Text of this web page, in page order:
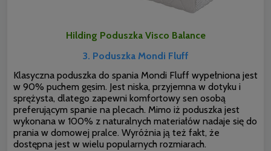
Hilding Poduszka Visco Balance
3. Poduszka Mondi Fluff
Klasyczna poduszka do spania Mondi Fluff wypełniona jest
w 90% puchem gęsim. Jest niska, przyjemna w dotyku i
sprężysta, dlatego zapewni komfortowy sen osobą
preferującym spanie na plecach. Mimo iż poduszka jest
wykonana w 100% z naturalnych materiałów nadaje się do
prania w domowej pralce. Wyróżnia ją też fakt, że
dostępna jest w wielu popularnych rozmiarach.